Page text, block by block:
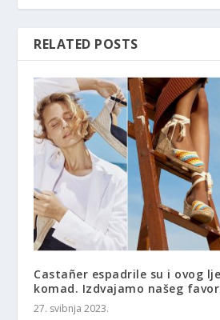
RELATED POSTS
Castañer espadrile su i ovog
komad. Izdvajamo našeg
27. svibnja 2023.